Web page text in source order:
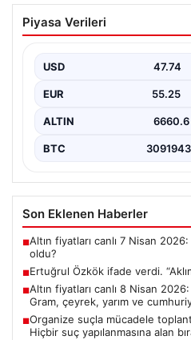
Ertuğrul Özkök ifade
ucundan bile geçmez”
Piyasa Verileri
USD 47.74
EUR 55.25
ALTIN 6660.6
BTC 3091943
Son Eklenen Haberler
■Altın fiyatları canlı 7 Nisan
oldu?
■Ertuğrul Özkök ifade verdi.
■Altın fiyatları canlı 8 Nisan
Gram, çeyrek, yarım ve
■Organize suçla mücadele
Hiçbir suç yapılanmasına alan